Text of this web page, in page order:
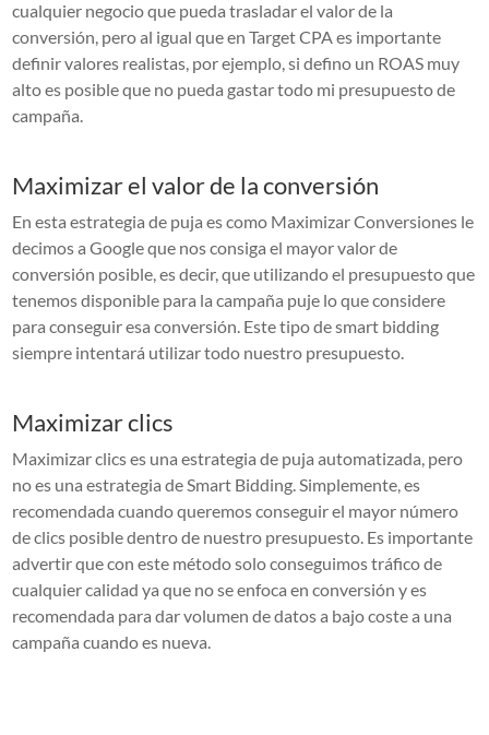
cualquier negocio que pueda trasladar el valor de la
conversión, pero al igual que en Target CPA es importante
definir valores realistas, por ejemplo, si defino un ROAS muy
alto es posible que no pueda gastar todo mi presupuesto de
campaña.
Maximizar el valor de la conversión
En esta estrategia de puja es como Maximizar Conversiones le
decimos a Google que nos consiga el mayor valor de
conversión posible, es decir, que utilizando el presupuesto que
tenemos disponible para la campaña puje lo que considere
para conseguir esa conversión. Este tipo de smart bidding
siempre intentará utilizar todo nuestro presupuesto.
Maximizar clics
Maximizar clics es una estrategia de puja automatizada, pero
no es una estrategia de Smart Bidding. Simplemente, es
recomendada cuando queremos conseguir el mayor número
de clics posible dentro de nuestro presupuesto. Es importante
advertir que con este método solo conseguimos tráfico de
cualquier calidad ya que no se enfoca en conversión y es
recomendada para dar volumen de datos a bajo coste a una
campaña cuando es nueva.